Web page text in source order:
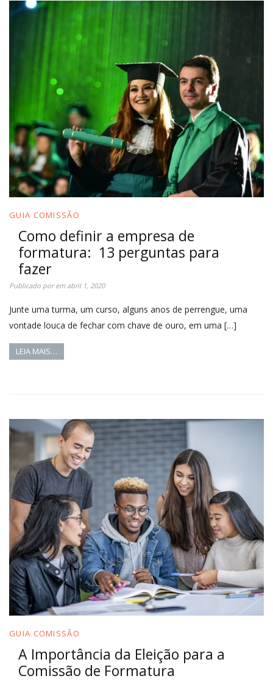
GUIA COMISSÃO
Como definir a empresa de
formatura: 13 perguntas para
fazer
Publicado porem abril 1, 2020
Junte uma turma, um curso, alguns anos de perrengue, uma
vontade louca de fechar com chave de ouro, em uma […]
LEIA MAIS…
GUIA COMISSÃO
A Importância da Eleição para a
Comissão de Formatura